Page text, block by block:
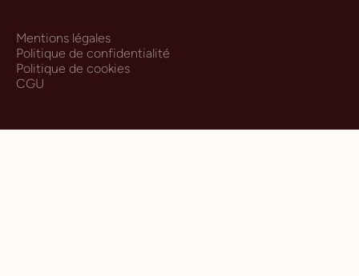
Mentions légales
Politique de confidentialité
Politique de cookies
CGU